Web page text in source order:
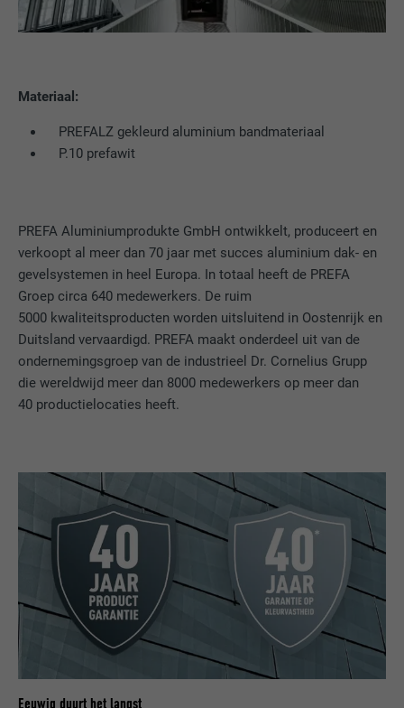
Materiaal:
PREFALZ gekleurd aluminium bandmateriaal
P.10 prefawit
PREFA Aluminiumprodukte GmbH ontwikkelt, produceert en
verkoopt al meer dan 70 jaar met succes aluminium dak- en
gevelsystemen in heel Europa. In totaal heeft de PREFA
Groep circa 640 medewerkers. De ruim
5000 kwaliteitsproducten worden uitsluitend in Oostenrijk en
Duitsland vervaardigd. PREFA maakt onderdeel uit van de
ondernemingsgroep van de industrieel Dr. Cornelius Grupp
die wereldwijd meer dan 8000 medewerkers op meer dan
40 productielocaties heeft.
Eeuwig duurt het langst
AANBIEDER Sgalinski
DOEL
cookie moet worden opgeslagen, zodat de
tool weet welke cookiegroepen de
genereren m.b.t. het gebruik van de
website door de bezoeker.
NAAM
AANBIEDER Google Analytics
DOEL
de hoeveelheid aanvragen te beperken.
NAAM _gid
AANBIEDER Google Universal Analytics
VERVALTIJD 1 dag
website door de bezoeker.
NAAM
AANBIEDER Google Optimize
VERVALTIJD 90 dagen
Wordt bij wijze van test geplaatst om te
controleren of de browser het plaatsen
van cookies toestaat. Bevat geen
toestemming meer nodig voor de toegang tot inhoud van
videoplatforms en socialmedia-platforms.
AANBIEDER
VERVALTIJD 6 maanden
DOEL
andere informatie worden opgeslagen, in
het bijzonder uw voorkeurstaal, het aantal
zoekresultaten dat per website moet
worden weergegeven (bijv. 10 of 20) en of
moet zijn.
NAAM lang
DOEL
Slaat de door de gebruiker geselecteerde
taalversie van een website op.
NAAM lang
AANBIEDER LinkedIn